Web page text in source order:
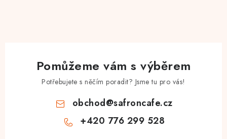
Pomůžeme vám s výběrem
Potřebujete s něčím poradit? Jsme tu pro vás!
obchod@safroncafe.cz
+420 776 299 528